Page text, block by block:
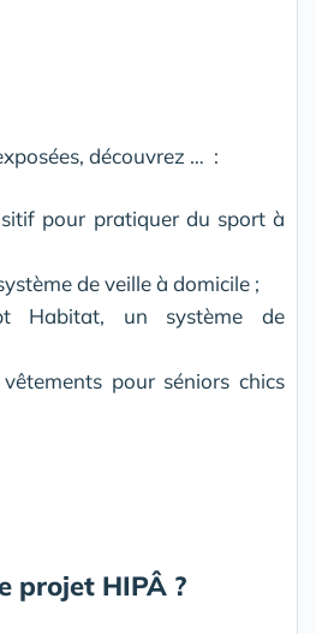
découvrez … :
pour pratiquer du sport à
de veille à domicile ;
Habitat, un système de
pour séniors chics
projet HIPÂ ?